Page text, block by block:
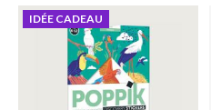
IDÉE CADEAU